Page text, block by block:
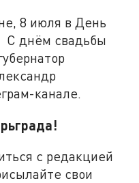
8 июля в День
С днём свадьбы
канале.
с редакцией
свои